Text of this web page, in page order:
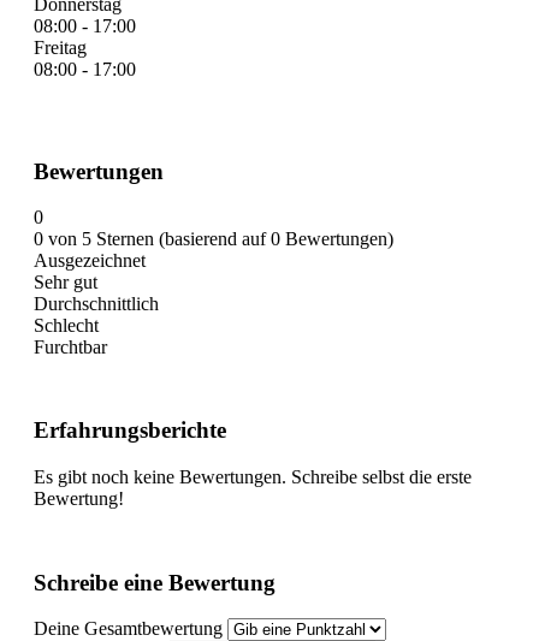
Donnerstag
08:00 - 17:00
Freitag
08:00 - 17:00
Bewertungen
0
0 von 5 Sternen (basierend auf 0 Bewertungen)
Ausgezeichnet
Sehr gut
Durchschnittlich
Schlecht
Furchtbar
Erfahrungsberichte
Es gibt noch keine Bewertungen. Schreibe selbst die erste
Bewertung!
Schreibe eine Bewertung
Deine Gesamtbewertung